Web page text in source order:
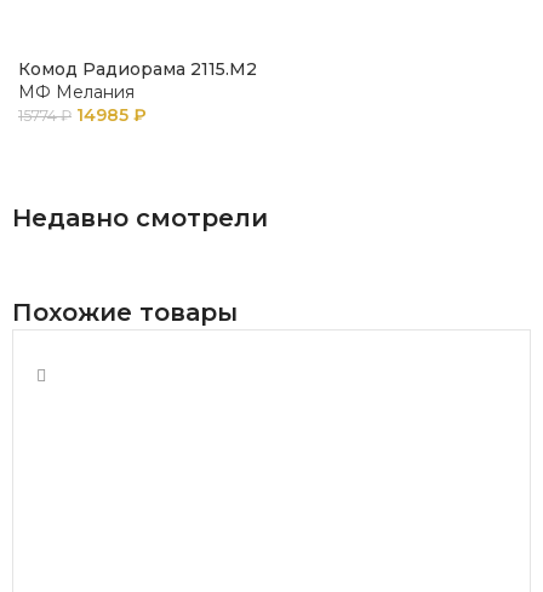
Комод Радиорама 2115.М2
МФ Мелания
15774₽ 14985 ₽
Недавно смотрели
Похожие товары